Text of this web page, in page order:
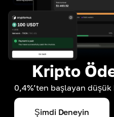
Kripto
0,4%’ten başlayan
Şimdi Deneyin